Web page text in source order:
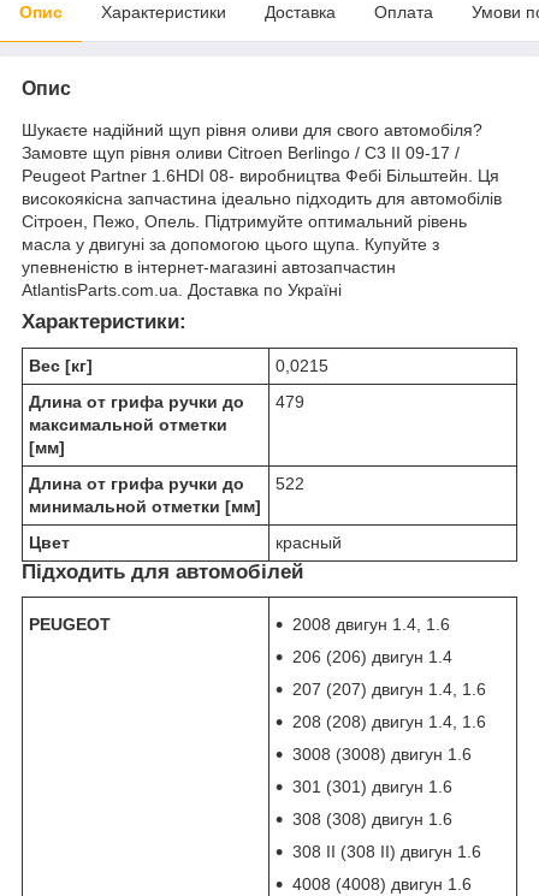
Опис Характеристики Доставка Оплата Умови
Опис
Шукаєте надійний щуп рівня оливи для свого автомобіля?
Замовте щуп рівня оливи Citroen Berlingo / C3 II 09-17 /
Peugeot Partner 1.6HDI 08- виробництва Фебі Більштейн. Ця
високоякісна запчастина ідеально підходить для автомобілів
Сітроен, Пежо, Опель. Підтримуйте оптимальний рівень
масла у двигуні за допомогою цього щупа. Купуйте з
упевненістю в інтернет-магазині автозапчастин
AtlantisParts.com.ua. Доставка по Україні
Характеристики:
Вес [кг]
0,0215
Длина от грифа ручки до
максимальной отметки
[мм]
479
Длина от грифа ручки до
минимальной отметки [мм]
522
Цвет красный
Підходить для автомобілей
PEUGEOT
2008 двигун 1.4, 1.6
206 (206) двигун 1.4
207 (207) двигун 1.4, 1.6
208 (208) двигун 1.4, 1.6
3008 (3008) двигун 1.6
301 (301) двигун 1.6
308 (308) двигун 1.6
308 II (308 II) двигун 1.6
4008 (4008) двигун 1.6